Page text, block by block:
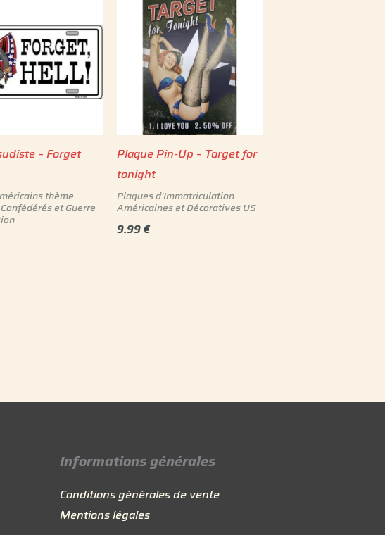
– Forget
thème
et Guerre
Plaque Pin-Up – Target for
tonight
Plaques d'Immatriculation
Américaines et Décoratives US
9.99€
Informations générales
Conditions générales de vente
Mentions légales